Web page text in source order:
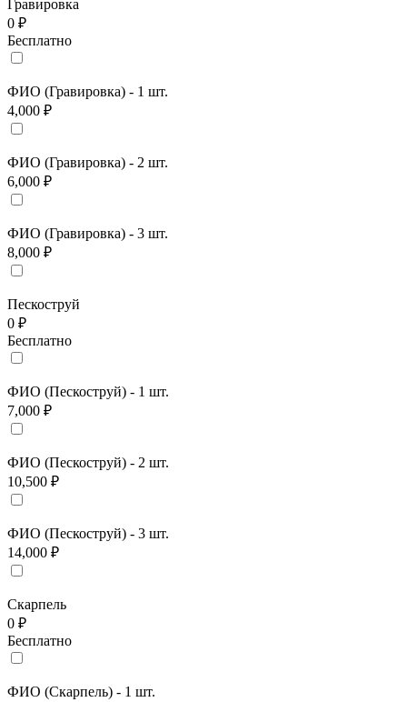
Гравировка
0 ₽
Бесплатно
ФИО (Гравировка) - 1 шт.
4,000 ₽
ФИО (Гравировка) - 2 шт.
6,000 ₽
ФИО (Гравировка) - 3 шт.
8,000 ₽
Пескоструй
0 ₽
Бесплатно
ФИО (Пескоструй) - 1 шт.
7,000 ₽
ФИО (Пескоструй) - 2 шт.
10,500 ₽
ФИО (Пескоструй) - 3 шт.
14,000 ₽
Скарпель
0 ₽
Бесплатно
ФИО (Скарпель) - 1 шт.